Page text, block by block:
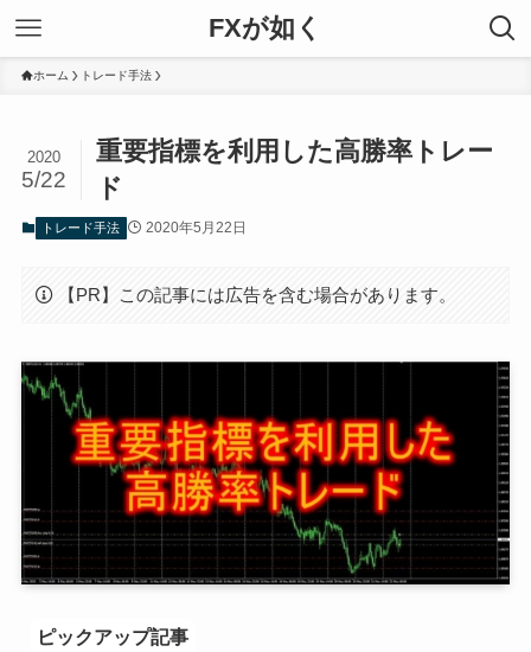
FXが如く
ホーム トレード手法
重要指標を利用した高勝率トレー
ド
2020
5/22
トレード手法 2020年5月22日
【PR】この記事には広告を含む場合があります。
ピックアップ記事